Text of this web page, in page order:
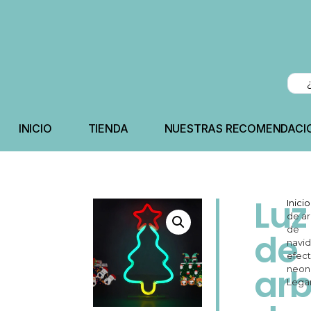
INICIO TIENDA NUESTRAS
Luz
de
Inicio
de
de
neon